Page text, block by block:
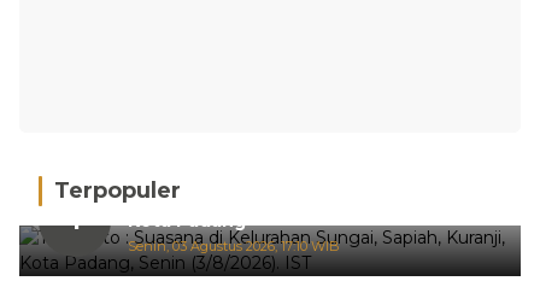
Terpopuler
1
Hujan Deras, 15 Titik Banjir Terdeteksi di
Kota Padang
Senin, 03 Agustus 2026, 17:10 WIB